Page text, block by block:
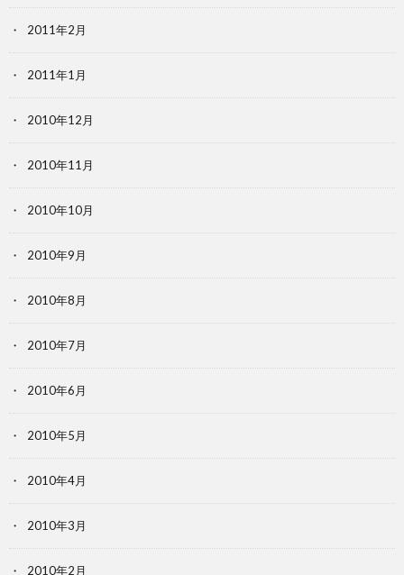
2011年2月
2011年1月
2010年12月
2010年11月
2010年10月
2010年9月
2010年8月
2010年7月
2010年6月
2010年5月
2010年4月
2010年3月
2010年2月